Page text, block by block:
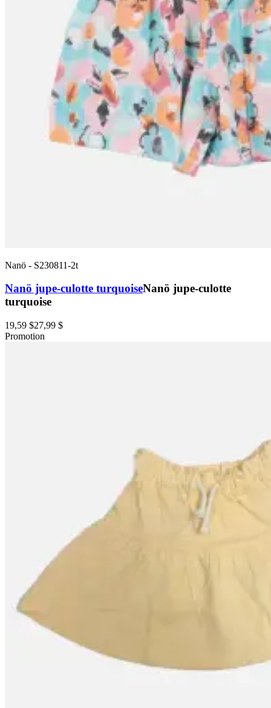
Nanö - S230811-2t
Nanö jupe-culotte turquoiseNanö jupe-culotte
turquoise
19,59 $27,99 $
Promotion